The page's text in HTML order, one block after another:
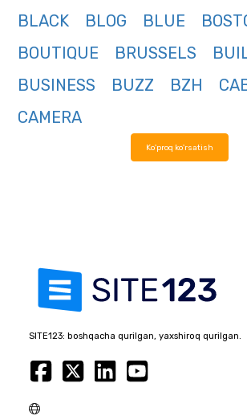
BLACK
BLOG BLUE
BOUTIQUE
BRUSSELS
BUSINESS
BUZZ BZH
CAMERA
Ko'proq ko'rsatish
SITE123: boshqacha qurilgan, yaxshiroq qurilgan.